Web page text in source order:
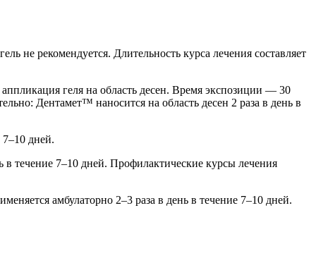
не рекомендуется. Длительность курса лечения составляет
геля на область десен. Время экспозиции — 30
Дентамет™ наносится на область десен 2 раза в день в
дней.
в течение 7–10 дней. Профилактические курсы лечения
амбулаторно 2–3 раза в день в течение 7–10 дней.